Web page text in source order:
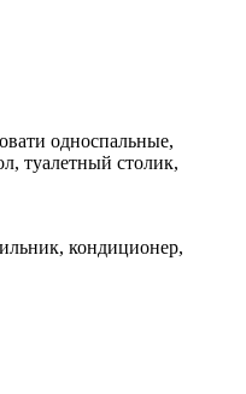
односпальные,
туалетный столик,
кондиционер,